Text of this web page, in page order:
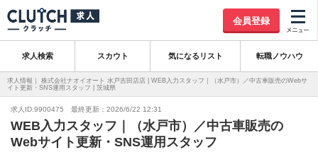
会員登録
求人検索 スカウト 気になるリスト 転職ノウハウ
求人情報｜ 株式会社ナオイオート 水戸吉田店店 | WEB入力スタッフ｜（水戸市）／中古車販売のWebサ
イト更新・SNS運用スタッフ | 茨城県
求人ID.9900475 最終更新：2026/6/22 12:31
WEB入力スタッフ｜（水戸市）／中古車販売の
Webサイト更新・SNS運用スタッフ